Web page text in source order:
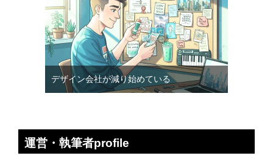
デザイン会社が減り始めている
運営・執筆者profile